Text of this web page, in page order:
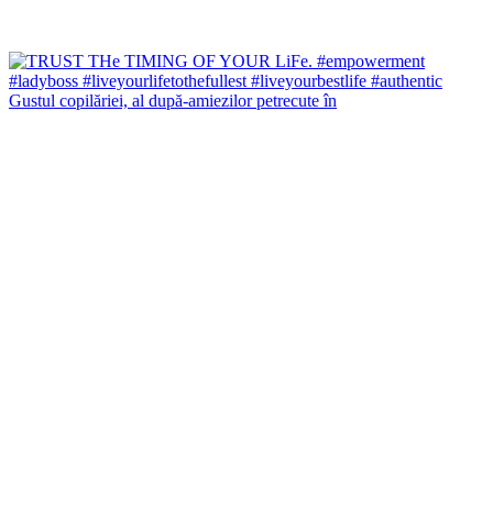
Gustul copilăriei, al după-amiezilor petrecute în